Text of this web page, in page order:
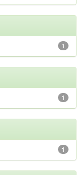
1
1
1